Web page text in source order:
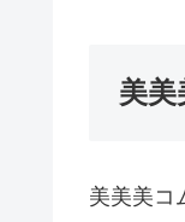
美美
美美美コ